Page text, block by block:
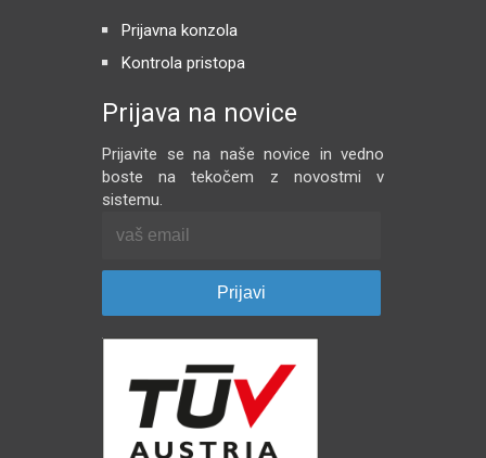
Prijavna konzola
Kontrola pristopa
Prijava na novice
Prijavite se na naše novice in vedno
boste na tekočem z novostmi v
sistemu.